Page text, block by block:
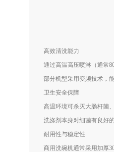
高效清洗能力
通过高温高压喷淋（通常
部分机型采用变频技术，
卫生安全保障
高温环境可杀灭大肠杆菌
洗涤剂本身对细菌有良好
耐用性与稳定性
商用洗碗机通常采用加厚